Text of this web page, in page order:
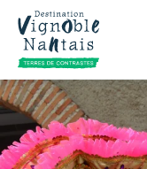
Aller
contenu
principal